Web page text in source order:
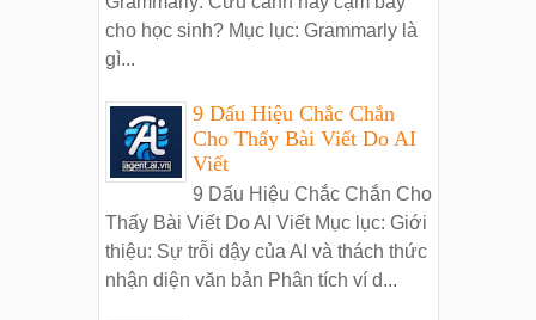
cho học sinh? Mục lục: Grammarly là
gì...
9 Dấu Hiệu Chắc Chắn
Cho Thấy Bài Viết Do AI
Viết
9 Dấu Hiệu Chắc Chắn Cho
Thấy Bài Viết Do AI Viết Mục lục: Giới
thiệu: Sự trỗi dậy của AI và thách thức
nhận diện văn bản Phân tích ví d...